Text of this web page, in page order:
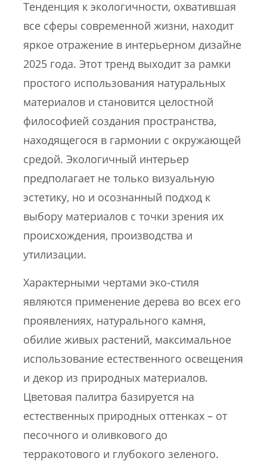
Тенденция к экологичности, охватившая
все сферы современной жизни, находит
яркое отражение в интерьерном дизайне
2025 года. Этот тренд выходит за рамки
простого использования натуральных
материалов и становится целостной
философией создания пространства,
находящегося в гармонии с окружающей
средой. Экологичный интерьер
предполагает не только визуальную
эстетику, но и осознанный подход к
выбору материалов с точки зрения их
происхождения, производства и
утилизации.
Характерными чертами эко-стиля
являются применение дерева во всех его
проявлениях, натурального камня,
обилие живых растений, максимальное
использование естественного освещения
и декор из природных материалов.
Цветовая палитра базируется на
естественных природных оттенках – от
песочного и оливкового до
терракотового и глубокого зеленого.